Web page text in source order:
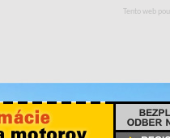
Tento web